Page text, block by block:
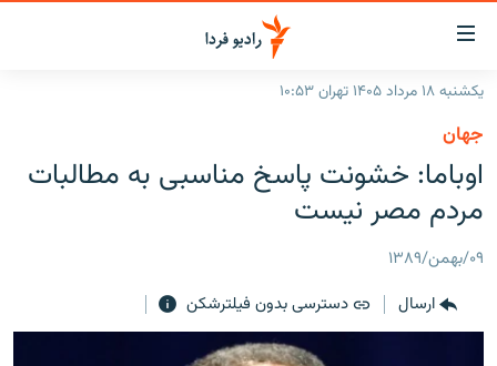
لینک‌های
قابلیت
دسترسی
بازگشت
منوی
اصلی
رفتن
صفحه
جستجو
ایران
جهان
برنامه‌های رادیویی
پادکست
چندرسانه‌ای
یکشنبه ۱۸ مرداد ۱۴۰۵ تهران ۱۰:۵۳
جهان
اوباما: خشونت پاسخ مناسبی به مطالبات
مردم مصر نیست
۰۹/بهمن/۱۳۸۹
ارسال
دسترسی بدون فیلترشکن